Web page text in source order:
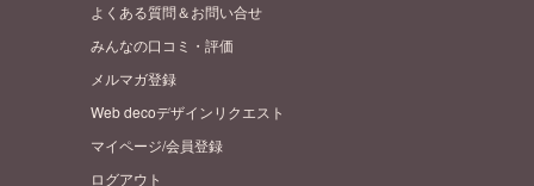
よくある質問＆お問い合せ
みんなの口コミ・評価
メルマガ登録
Web decoデザインリクエスト
マイページ/会員登録
ログアウト